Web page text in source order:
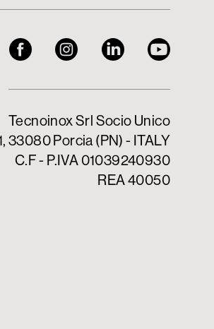
Tecnoinox Srl Socio Unico
33080 Porcia (PN) - ITALY
C.F - P.IVA 01039240930
REA 40050